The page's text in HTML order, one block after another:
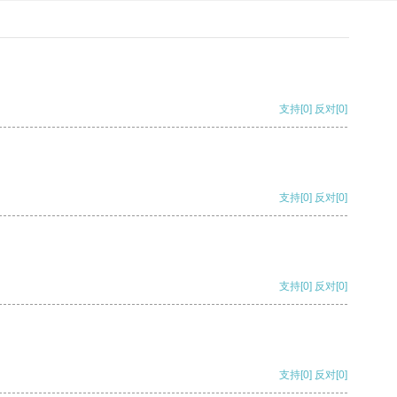
支持[0] 反对[0]
支持[0] 反对[0]
支持[0] 反对[0]
支持[0] 反对[0]